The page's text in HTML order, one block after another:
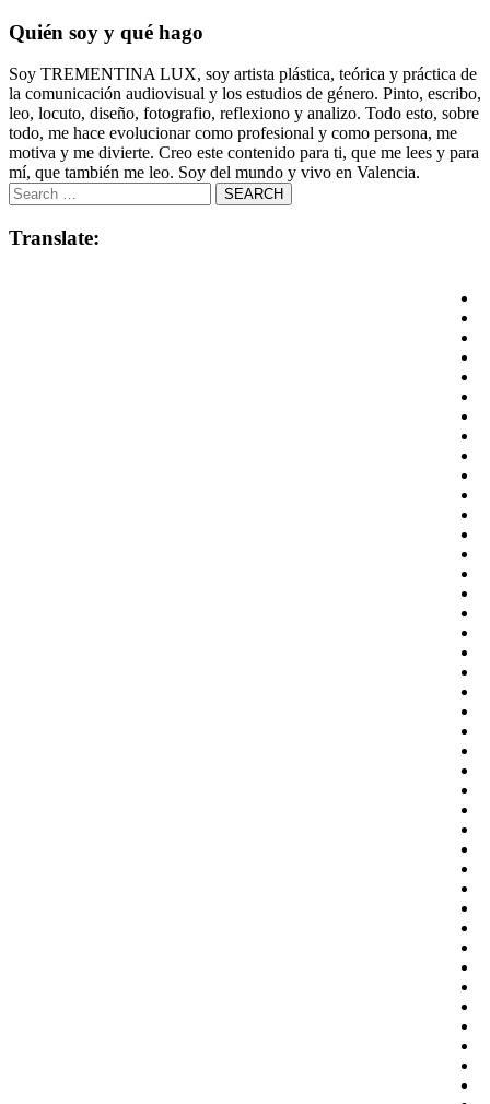
Quién soy y qué hago
Soy TREMENTINA LUX, soy artista plástica, teórica y práctica de
la comunicación audiovisual y los estudios de género. Pinto, escribo,
leo, locuto, diseño, fotografio, reflexiono y analizo. Todo esto, sobre
todo, me hace evolucionar como profesional y como persona, me
motiva y me divierte. Creo este contenido para ti, que me lees y para
mí, que también me leo. Soy del mundo y vivo en Valencia.
Translate: